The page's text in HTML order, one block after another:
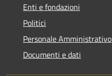
Enti e fondazioni
Politici
Personale Amministrativo
Documenti e dati